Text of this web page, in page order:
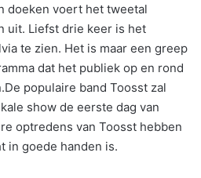
doeken voert het tweetal
uit. Liefst drie keer is het
te zien. Het is maar een greep
dat het publiek op en rond
populaire band Toosst zal
show de eerste dag van
optredens van Toosst hebben
in goede handen is.